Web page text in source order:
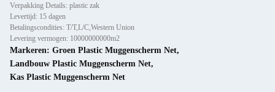
Verpakking Details: plastic zak
Levertijd: 15 dagen
Betalingscondities: T/T,L/C,Western Union
Levering vermogen: 10000000000m2
Markeren: Groen Plastic Muggenscherm Net,
Landbouw Plastic Muggenscherm Net,
Kas Plastic Muggenscherm Net